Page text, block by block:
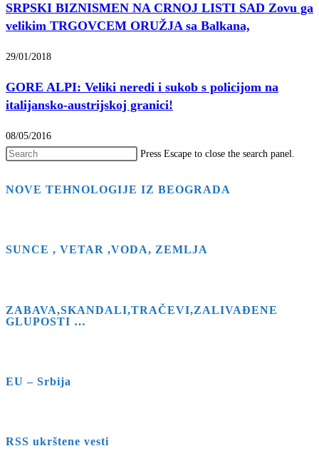
SRPSKI BIZNISMEN NA CRNOJ LISTI SAD Zovu ga
velikim TRGOVCEM ORUŽJA sa Balkana,
29/01/2018
GORE ALPI: Veliki neredi i sukob s policijom na
italijansko-austrijskoj granici!
08/05/2016
Press Escape to close the search panel.
NOVE TEHNOLOGIJE IZ BEOGRADA
SUNCE , VETAR ,VODA, ZEMLJA
ZABAVA,SKANDALI,TRAČEVI,ZALIVAĐENE
GLUPOSTI …
EU – Srbija
RSS ukrštene vesti